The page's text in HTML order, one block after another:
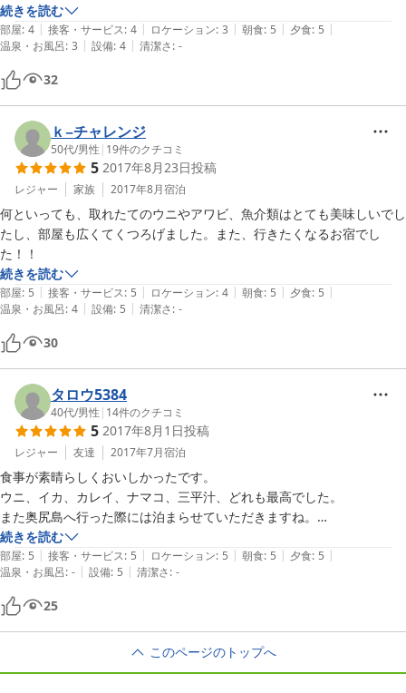
続きを読む
部屋: 4 | 接客・サービス: 4 | ロケーション: 3 | 朝食: 5 | 夕食: 5 |
温泉・お風呂: 3 | 設備: 4 | 清潔さ: -
32
ｋ−チャレンジ
50代/男性 | 19件のクチコミ
5 2017年8月23日投稿
レジャー 家族 2017年8月宿泊
何といっても、取れたてのウニやアワビ、魚介類はとても美味しいでし
たし、部屋も広くてくつろげました。また、行きたくなるお宿でし
た！！
続きを読む
部屋: 5 | 接客・サービス: 5 | ロケーション: 4 | 朝食: 5 | 夕食: 5 |
温泉・お風呂: 4 | 設備: 5 | 清潔さ: -
30
タロウ5384
40代/男性 | 14件のクチコミ
5 2017年8月1日投稿
レジャー 友達 2017年7月宿泊
食事が素晴らしくおいしかったです。
ウニ、イカ、カレイ、ナマコ、三平汁、どれも最高でした。
また奥尻島へ行った際には泊まらせていただきますね。
ありがとうございました。
続きを読む
部屋: 5 | 接客・サービス: 5 | ロケーション: 5 | 朝食: 5 | 夕食: 5 |
温泉・お風呂: - | 設備: 5 | 清潔さ: -
25
このページのトップへ